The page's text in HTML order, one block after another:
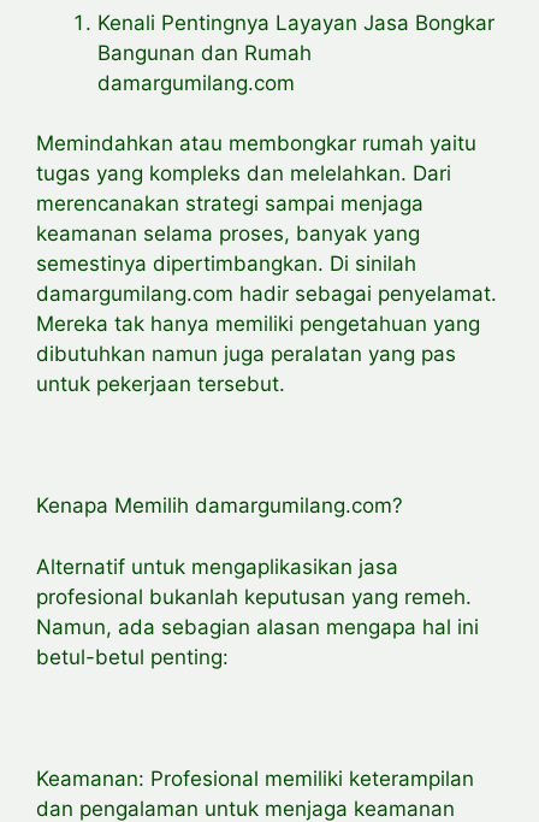
Kenali Pentingnya Layayan Jasa Bongkar
Bangunan dan Rumah
damargumilang.com
Memindahkan atau membongkar rumah yaitu
tugas yang kompleks dan melelahkan. Dari
merencanakan strategi sampai menjaga
keamanan selama proses, banyak yang
semestinya dipertimbangkan. Di sinilah
damargumilang.com hadir sebagai penyelamat.
Mereka tak hanya memiliki pengetahuan yang
dibutuhkan namun juga peralatan yang pas
untuk pekerjaan tersebut.
Kenapa Memilih damargumilang.com?
Alternatif untuk mengaplikasikan jasa
profesional bukanlah keputusan yang remeh.
Namun, ada sebagian alasan mengapa hal ini
betul-betul penting:
Keamanan: Profesional memiliki keterampilan
dan pengalaman untuk menjaga keamanan